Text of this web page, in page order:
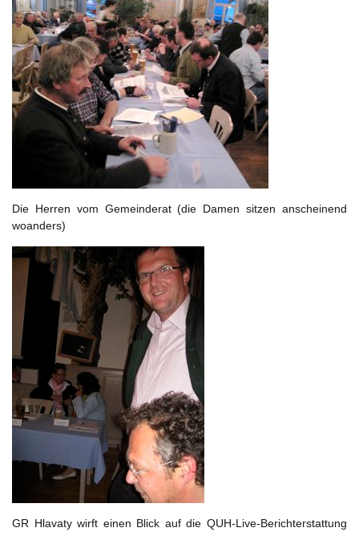
Die Herren vom Gemeinderat (die Damen sitzen anscheinend
woanders)
GR Hlavaty wirft einen Blick auf die QUH-Live-Berichterstattung